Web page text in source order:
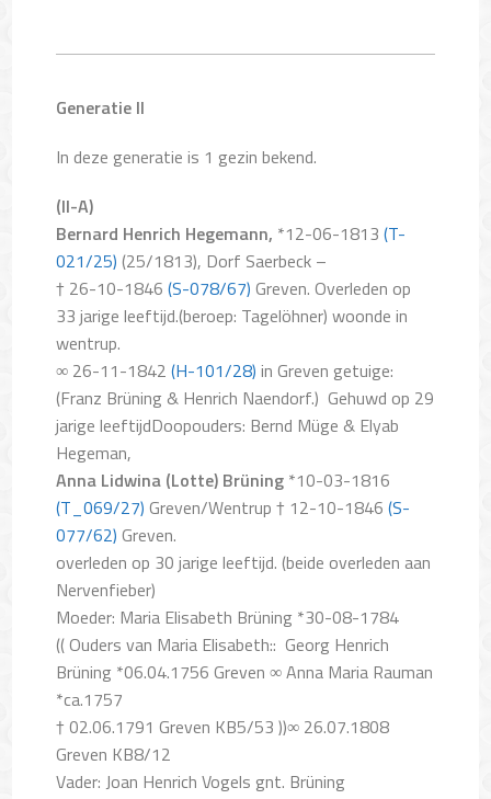
Generatie II
In deze generatie is 1 gezin bekend.
(II-A)
Bernard Henrich Hegemann, *12-06-1813(T-
021/25) (25/1813), Dorf Saerbeck –
† 26-10-1846(S-078/67) Greven. Overleden op
33 jarige leeftijd.(beroep: Tagelöhner) woonde in
wentrup.
∞ 26-11-1842(H-101/28) in Greven getuige:
(Franz Brüning & Henrich Naendorf.) Gehuwd op 29
jarige leeftijdDoopouders: Bernd Müge & Elyab
Hegeman,
Anna Lidwina (Lotte) Brüning *10-03-1816
(T_069/27) Greven/Wentrup † 12-10-1846(S-
077/62) Greven.
overleden op 30 jarige leeftijd. (beide overleden aan
Nervenfieber)
Moeder: Maria Elisabeth Brüning *30-08-1784
(( Ouders van Maria Elisabeth:: Georg Henrich
Brüning *06.04.1756 Greven ∞ Anna Maria Rauman
*ca.1757
† 02.06.1791 Greven KB5/53 ))∞ 26.07.1808
Greven KB8/12
Vader: Joan Henrich Vogels gnt. Brüning